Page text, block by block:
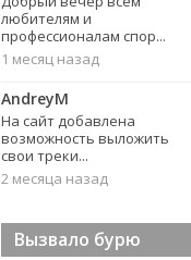
любителям и
профессионалам спор...
1 месяц назад
AndreyM
На сайт добавлена
возможность выложить
свои треки...
2 месяца назад
Вызвало бурю